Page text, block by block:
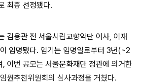
최종 선정됐다.
김용관 전 서울시립교향악단 이사, 이재
임명됐다. 임기는 임명일로부터 3년(~2
, 이번 공모는 서울문화재단 정관에 의거한
원추천위원회의 심사과정을 거쳤다.